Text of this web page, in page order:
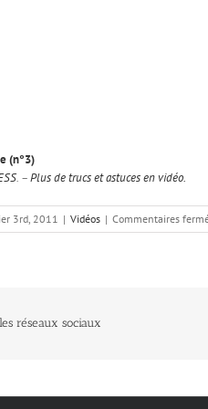
(n°3)
. –Plus de trucs et astuces en vidéo.
3rd, 2011 | Vidéos | Commentaires
réseaux sociaux